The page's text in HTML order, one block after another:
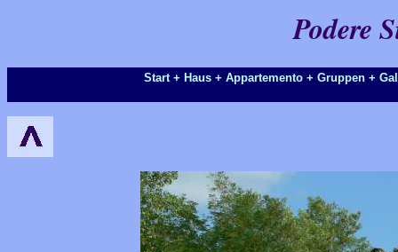
Podere
Start+ Haus + Appartemento + Gruppen +